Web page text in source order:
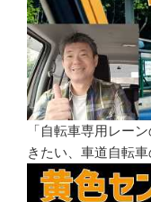
「自転車専用レー
きたい、車道自転